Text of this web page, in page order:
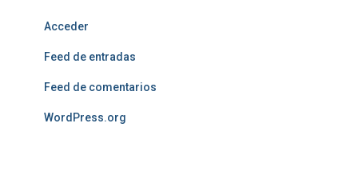
Acceder
Feed de entradas
Feed de comentarios
WordPress.org